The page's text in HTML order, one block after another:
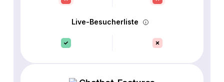
Live-Besucherliste